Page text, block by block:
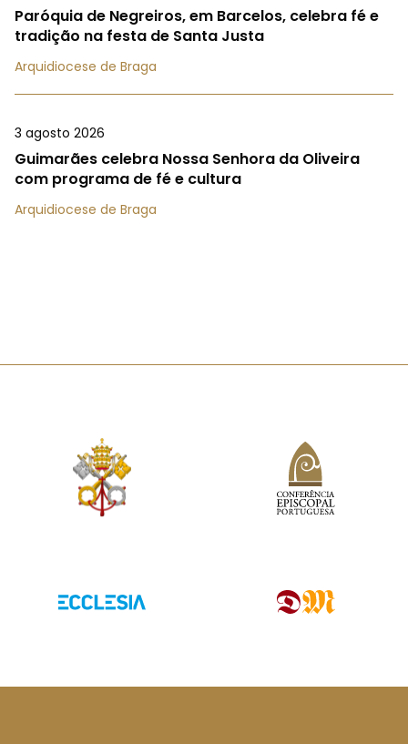
Paróquia de Negreiros, em Barcelos, celebra fé e
tradição na festa de Santa Justa
Arquidiocese de Braga
3 agosto 2026
Guimarães celebra Nossa Senhora da Oliveira
com programa de fé e cultura
Arquidiocese de Braga